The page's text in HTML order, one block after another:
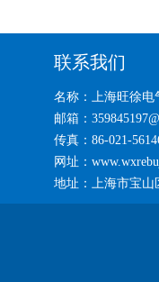
联系我们
名称：上海旺徐电
邮箱：
传真：86-021-
网址：
地址：上海市宝山